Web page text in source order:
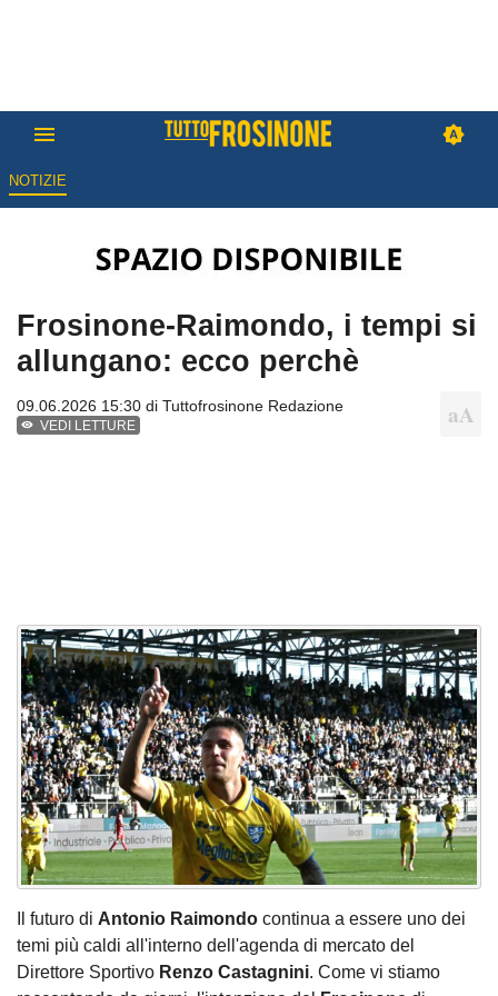
NOTIZIE
Frosinone-Raimondo, i tempi si
allungano: ecco perchè
09.06.2026 15:30 di Tuttofrosinone Redazione
VEDI LETTURE
Il futuro di Antonio Raimondo continua a essere uno dei
temi più caldi all'interno dell'agenda di mercato del
Direttore Sportivo Renzo Castagnini. Come vi stiamo